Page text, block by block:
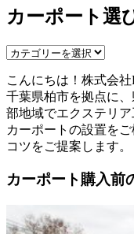
カーポート選
こんにちは！株式会社
千葉県柏市を拠点に
部地域でエクステリア
カーポートの設置を
コツをご提案します。
カーポート購入前